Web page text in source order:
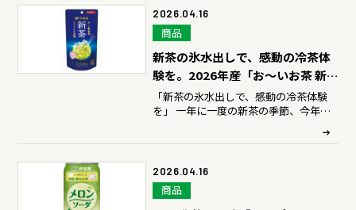
2026.04.16
商品
新茶の氷水出しで、感動の冷茶体
験を。2026年産「お～いお茶 新
茶」を、5月1日（金）に販売開始
（数量限定）
「新茶の氷水出しで、感動の冷茶体験
を」 一年に一度の新茶の季節、今年も
2026.04.16
商品